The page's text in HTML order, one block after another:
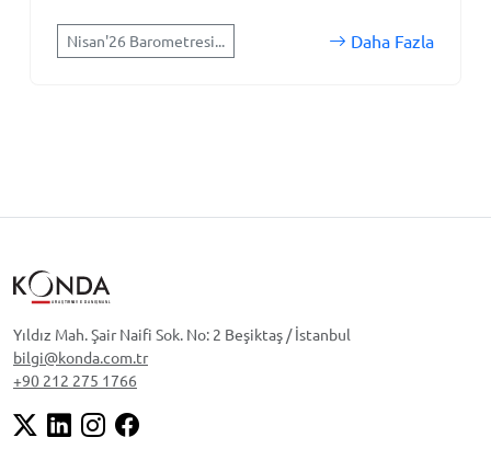
Nisan'26 Barometresi... Daha Fazla
Yıldız Mah. Şair Naifi Sok. No: 2 Beşiktaş / İstanbul
bilgi@konda.com.tr
+90 212 275 1766